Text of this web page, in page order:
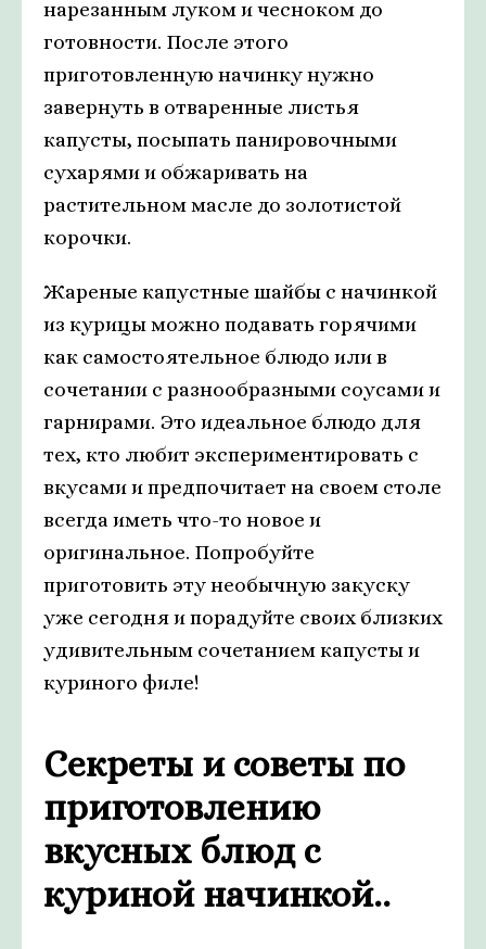
нарезанным луком и чесноком до
готовности. После этого
приготовленную начинку нужно
завернуть в отваренные листья
капусты, посыпать панировочными
сухарями и обжаривать на
растительном масле до золотистой
корочки.
Жареные капустные шайбы с начинкой
из курицы можно подавать горячими
как самостоятельное блюдо или в
сочетании с разнообразными соусами и
гарнирами. Это идеальное блюдо для
тех, кто любит экспериментировать с
вкусами и предпочитает на своем столе
всегда иметь что-то новое и
оригинальное. Попробуйте
приготовить эту необычную закуску
уже сегодня и порадуйте своих близких
удивительным сочетанием капусты и
куриного филе!
Секреты и советы по
приготовлению
вкусных блюд с
куриной начинкой..